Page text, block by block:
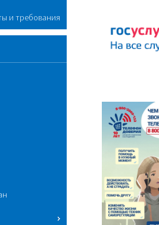
и требования